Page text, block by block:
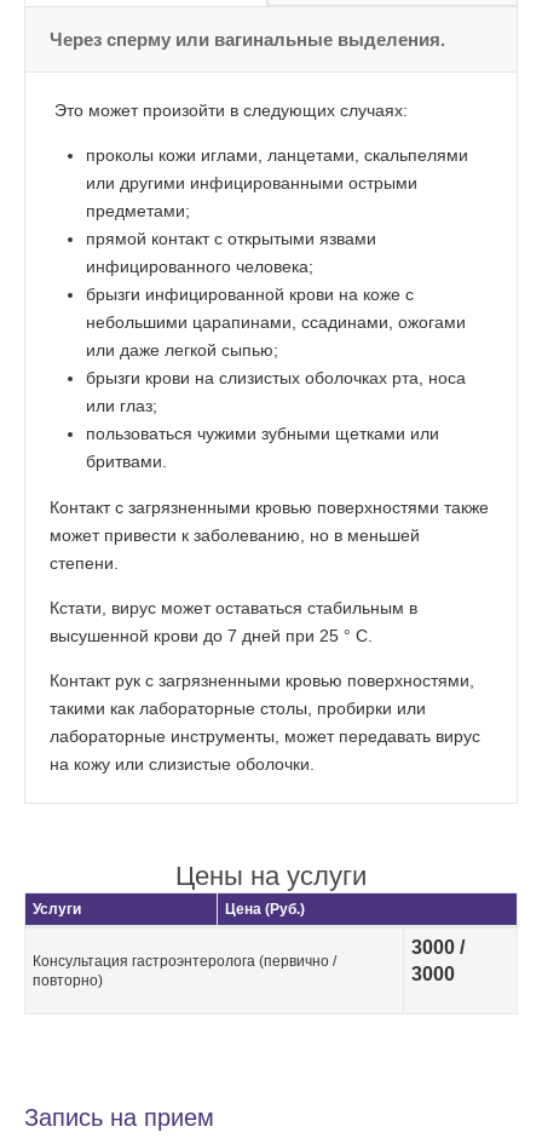
Через сперму или вагинальные выделения.
Это может произойти в следующих случаях:
проколы кожи иглами, ланцетами, скальпелями
или другими инфицированными острыми
предметами;
прямой контакт с открытыми язвами
инфицированного человека;
брызги инфицированной крови на коже с
небольшими царапинами, ссадинами, ожогами
или даже легкой сыпью;
брызги крови на слизистых оболочках рта, носа
или глаз;
пользоваться чужими зубными щетками или
бритвами.
Контакт с загрязненными кровью поверхностями также
может привести к заболеванию, но в меньшей
степени.
Кстати, вирус может оставаться стабильным в
высушенной крови до 7 дней при 25 ° C.
Контакт рук с загрязненными кровью поверхностями,
такими как лабораторные столы, пробирки или
лабораторные инструменты, может передавать вирус
на кожу или слизистые оболочки.
Цены на услуги
Услуги Цена (Руб.)
Консультация гастроэнтеролога (первично /
повторно)
3000 /
3000
Запись на прием